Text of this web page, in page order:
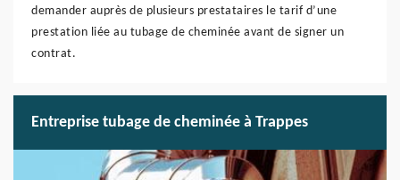
demander auprès de plusieurs prestataires le tarif d’une
prestation liée au tubage de cheminée avant de signer un
contrat.
Entreprise tubage de cheminée à Trappes